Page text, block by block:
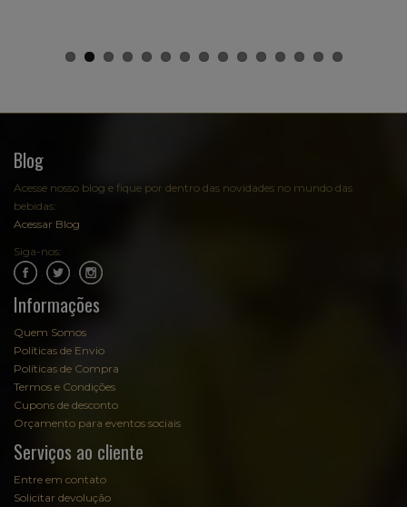
Blog
Acesse nosso blog e fique por dentro das novidades no mundo das
bebidas:
Acessar Blog
Siga-nos:
Informações
Quem Somos
Políticas de Envio
Políticas de Compra
Termos e Condições
Cupons de desconto
Orçamento para eventos sociais
Serviços ao cliente
Entre em contato
Solicitar devolução